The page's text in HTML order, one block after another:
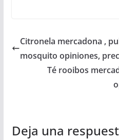
Citronela mercadona ,
mosquito opiniones,
Té rooibos
Deja una